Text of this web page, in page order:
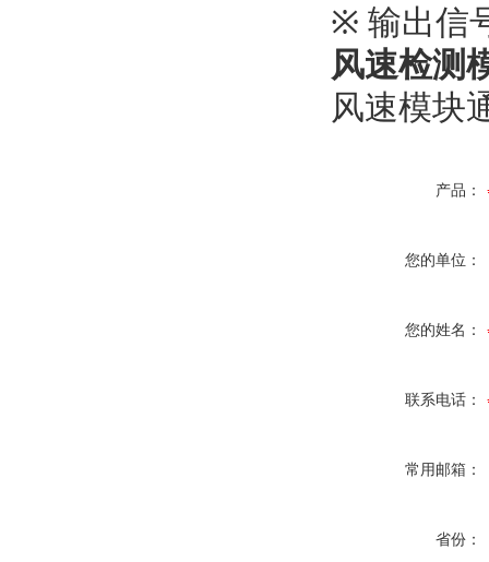
※ 输出信
风速检测
风速模块
产品：
您的单位：
您的姓名：
联系电话：
常用邮箱：
省份：